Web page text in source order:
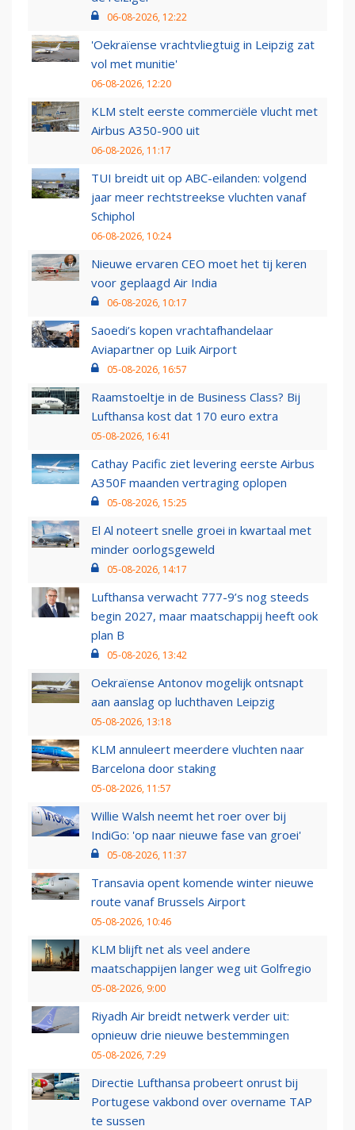
06-08-2026, 12:22
'Oekraïense vrachtvliegtuig in Leipzig zat
vol met munitie'
06-08-2026, 12:20
KLM stelt eerste commerciële vlucht met
Airbus A350-900 uit
06-08-2026, 11:17
TUI breidt uit op ABC-eilanden: volgend
jaar meer rechtstreekse vluchten vanaf
Schiphol
06-08-2026, 10:24
Nieuwe ervaren CEO moet het tij keren
voor geplaagd Air India
06-08-2026, 10:17
Saoedi’s kopen vrachtafhandelaar
Aviapartner op Luik Airport
05-08-2026, 16:57
Raamstoeltje in de Business Class? Bij
Lufthansa kost dat 170 euro extra
05-08-2026, 16:41
Cathay Pacific ziet levering eerste Airbus
A350F maanden vertraging oplopen
05-08-2026, 15:25
El Al noteert snelle groei in kwartaal met
minder oorlogsgeweld
05-08-2026, 14:17
Lufthansa verwacht 777-9’s nog steeds
begin 2027, maar maatschappij heeft ook
plan B
05-08-2026, 13:42
Oekraïense Antonov mogelijk ontsnapt
aan aanslag op luchthaven Leipzig
05-08-2026, 13:18
KLM annuleert meerdere vluchten naar
Barcelona door staking
05-08-2026, 11:57
Willie Walsh neemt het roer over bij
IndiGo: 'op naar nieuwe fase van groei'
05-08-2026, 11:37
Transavia opent komende winter nieuwe
route vanaf Brussels Airport
05-08-2026, 10:46
KLM blijft net als veel andere
maatschappijen langer weg uit Golfregio
05-08-2026, 9:00
Riyadh Air breidt netwerk verder uit:
opnieuw drie nieuwe bestemmingen
05-08-2026, 7:29
Directie Lufthansa probeert onrust bij
Portugese vakbond over overname TAP
te sussen